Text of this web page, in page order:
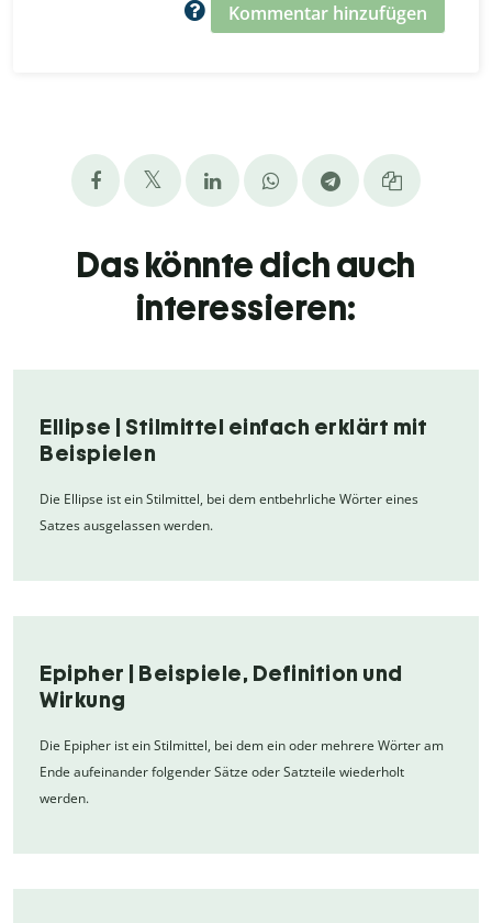
Kommentar hinzufügen
Das könnte dich auch
interessieren:
Ellipse | Stilmittel einfach erklärt mit
Beispielen
Die Ellipse ist ein Stilmittel, bei dem entbehrliche Wörter eines
Satzes ausgelassen werden.
Epipher | Beispiele, Definition und
Wirkung
Die Epipher ist ein Stilmittel, bei dem ein oder mehrere Wörter am
Ende aufeinander folgender Sätze oder Satzteile wiederholt
werden.